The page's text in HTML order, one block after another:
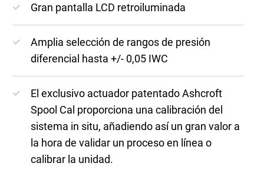
Gran pantalla LCD retroiluminada
Amplia selección de rangos de presión
diferencial hasta +/- 0,05 IWC
El exclusivo actuador patentado Ashcroft
Spool Cal proporciona una calibración del
sistema in situ, añadiendo así un gran valor a
la hora de validar un proceso en línea o
calibrar la unidad.